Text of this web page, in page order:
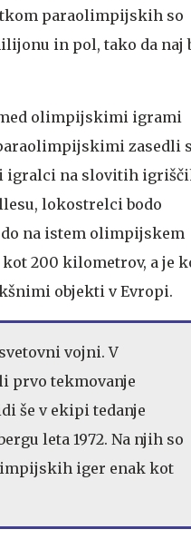
paraolimpijskih so
in pol, tako da naj
olimpijskimi igrami
zasedli
igralci na slovitih
lokostrelci bodo
na istem olimpijskem
200 kilometrov, a je
objekti v Evropi.
vojni. V
prvo tekmovanje
še v ekipi tedanje
leta 1972. Na njih so
iger enak kot